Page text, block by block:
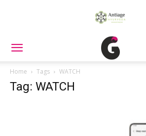
Home Tags WATCH
Tag: WATCH